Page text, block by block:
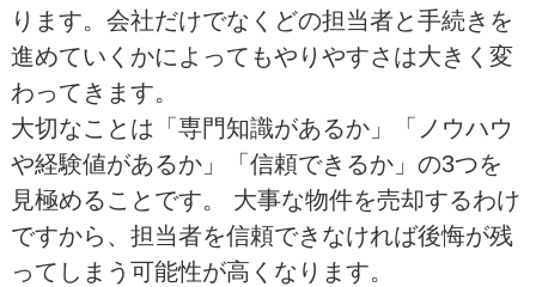
ります。会社だけでなくどの担当者と手続きを
進めていくかによってもやりやすさは大きく変
わってきます。
大切なことは「専門知識があるか」「ノウハウ
や経験値があるか」「信頼できるか」の3つを
見極めることです。 大事な物件を売却するわけ
ですから、担当者を信頼できなければ後悔が残
ってしまう可能性が高くなります。